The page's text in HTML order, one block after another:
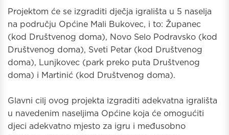
Projektom će se izgraditi dječja igrališta u 5 naselja
na području Općine Mali Bukovec, i to: Županec
(kod Društvenog doma), Novo Selo Podravsko (kod
Društvenog doma), Sveti Petar (kod Društvenog
doma), Lunjkovec (park preko puta Društvenog
doma) i Martinić (kod Društvenog doma).
Glavni cilj ovog projekta izgraditi adekvatna igrališta
u navedenim naseljima Općine koja će omogućiti
djeci adekvatno mjesto za igru i međusobno